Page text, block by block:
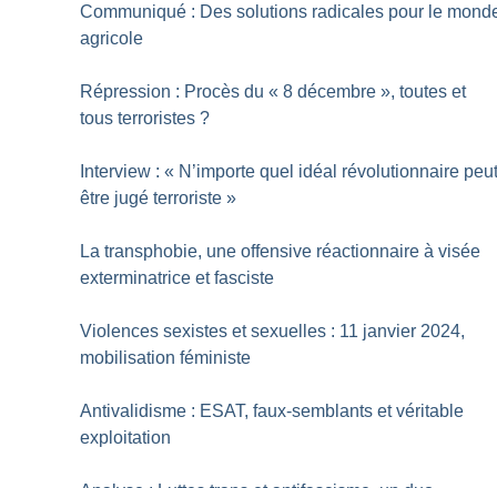
Communiqué : Des solutions radicales pour le
agricole
Répression : Procès du « 8 décembre », toutes et
tous terroristes ?
Interview : « N’importe quel idéal révolutionnaire
être jugé terroriste »
La transphobie, une offensive réactionnaire à visée
exterminatrice et fasciste
Violences sexistes et sexuelles : 11 janvier 2024,
mobilisation féministe
Antivalidisme : ESAT, faux-semblants et véritable
exploitation